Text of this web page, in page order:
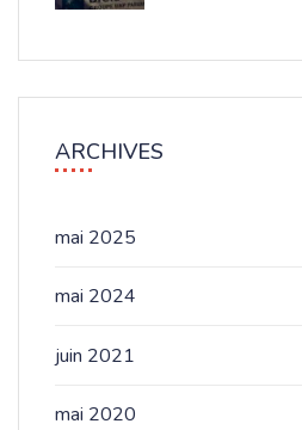
ARCHIVES
mai 2025
mai 2024
juin 2021
mai 2020